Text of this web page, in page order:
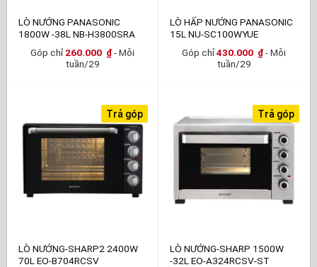
LÒ NƯỚNG PANASONIC
1800W -38L NB-H3800SRA
Góp chỉ 260.000 ₫ - Mỗi
tuần/29
LÒ HẤP NƯỚNG PANASONIC
15L NU-SC100WYUE
Góp chỉ430.000 ₫ - Mỗi
tuần/29
Trả góp
LÒ NƯỚNG-SHARP2 2400W
70L EO-B704RCSV
Trả góp
LÒ NƯỚNG-SHARP 1500W
-32L EO-A324RCSV-ST